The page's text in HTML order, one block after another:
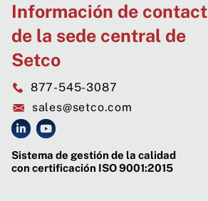
Información de
de la sede central de
Setco
877-545-3087
sales@setco.com
Sistema de gestión de la calidad
con certificación ISO 9001:2015